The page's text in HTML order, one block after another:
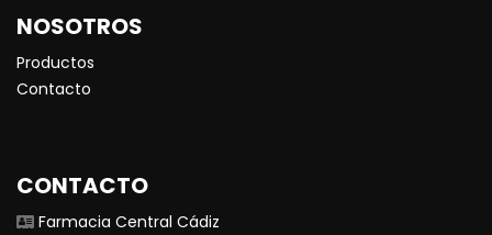
NOSOTROS
Productos
Contacto
CONTACTO
Farmacia Central Cádiz